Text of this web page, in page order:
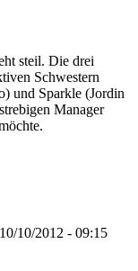
steil. Die drei
Schwestern
und Sparkle (Jordin
Manager
10/2012 - 09:15